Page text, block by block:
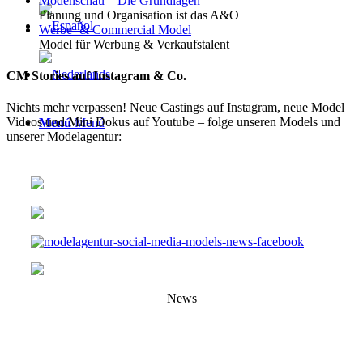
Menú Menú
Planung und Organisation ist das A&O
Werbe- & Commercial Model
Model für Werbung & Verkaufstalent
CM Stories auf Instagram & Co.
Nichts mehr verpassen! Neue Castings auf Instagram, neue Model
Videos und Mini Dokus auf Youtube – folge unseren Models und
unserer Modelagentur:
News